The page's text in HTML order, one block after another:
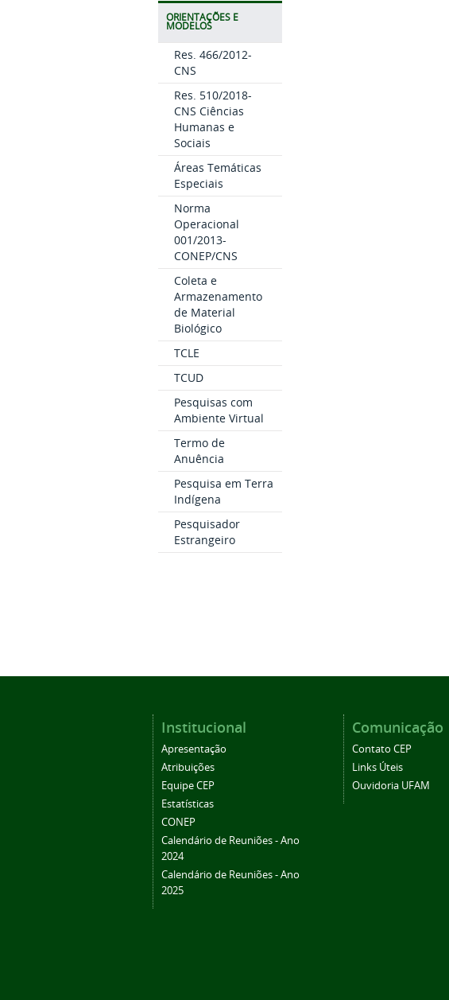
ORIENTAÇÕES E
MODELOS
Res. 466/2012-
CNS
Res. 510/2018-
CNS Ciências
Humanas e
Sociais
Áreas Temáticas
Especiais
Norma
Operacional
001/2013-
CONEP/CNS
Coleta e
Armazenamento
de Material
Biológico
TCLE
TCUD
Pesquisas com
Ambiente Virtual
Termo de
Anuência
Pesquisa em Terra
Indígena
Pesquisador
Estrangeiro
Institucional
Apresentação
Atribuições
Equipe CEP
Estatísticas
CONEP
Calendário de Reuniões - Ano
2024
Calendário de Reuniões - Ano
2025
Comunicação
Contato CEP
Links Úteis
Ouvidoria UFAM